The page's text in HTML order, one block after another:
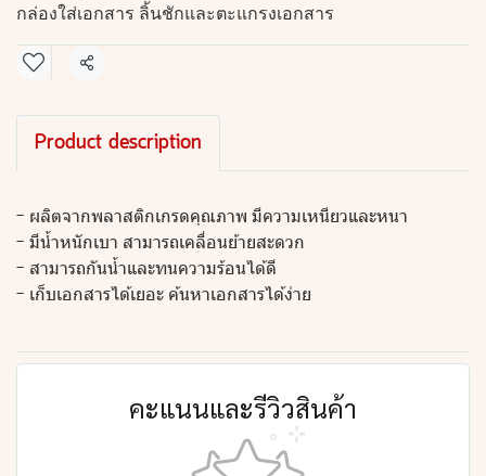
กล่องใส่เอกสาร ลิ้นชักและตะแกรงเอกสาร
แชร์
Product description
- ผลิตจากพลาสติกเกรดคุณภาพ มีความเหนียวและหนา
- มีน้ำหนักเบา สามารถเคลื่อนย้ายสะดวก
- สามารถกันน้ำและทนความร้อนได้ดี
- เก็บเอกสารได้เยอะ ค้นหาเอกสารได้ง่าย
คะแนนและรีวิวสินค้า